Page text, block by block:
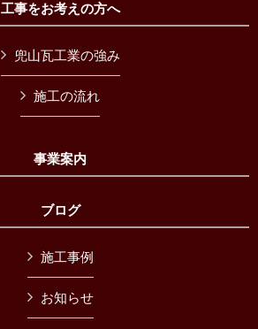
工事をお考えの方へ
兜山瓦工業の強み
施工の流れ
事業案内
ブログ
施工事例
お知らせ